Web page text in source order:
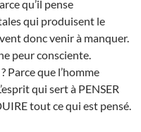
qu’il pense
qui produisent le
donc venir à manquer.
peur consciente.
Parce que l’homme
qui sert à PENSER
tout ce qui est pensé.